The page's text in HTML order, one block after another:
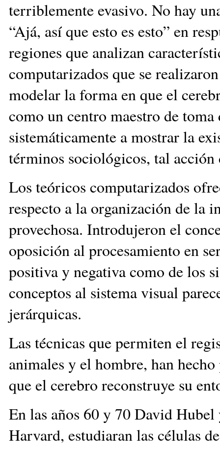
terriblemente evasivo. No hay
“Ajá, así que esto es esto” en
regiones que analizan
computarizados que se
modelar la forma en que el
como un centro maestro de
sistemáticamente a mostrar la
términos sociológicos, tal
Los teóricos computarizados
respecto a la organización de la
provechosa. Introdujeron el
oposición al procesamiento en
positiva y negativa como de los
conceptos al sistema visual
jerárquicas.
Las técnicas que permiten el
animales y el hombre, han
que el cerebro reconstruye
En las años 60 y 70 David
Harvard, estudiaran las células